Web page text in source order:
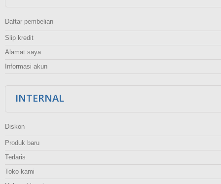
Daftar pembelian
Slip kredit
Alamat saya
Informasi akun
INTERNAL
Diskon
Produk baru
Terlaris
Toko kami